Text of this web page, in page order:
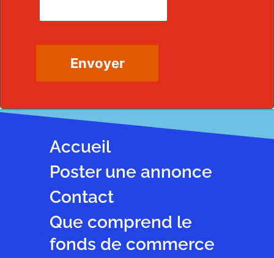
Accueil
Poster une annonce
Contact
Que comprend le
fonds de commerce